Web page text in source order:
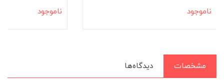
ناموجود ناموجود
مشخصات دیدگاه‌ها